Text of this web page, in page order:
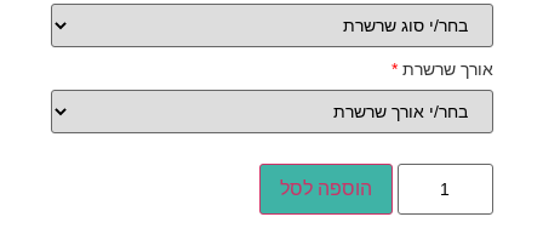
אורך שרשרת*
הוספה לסל